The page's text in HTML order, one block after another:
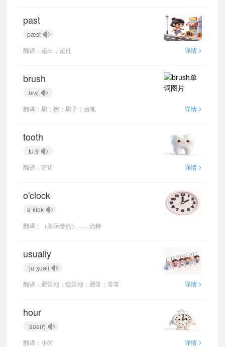
past
pæst
翻译：超出，超过
详情 >
brush
brʌʃ
翻译：刷；擦；刷子；画笔
详情 >
tooth
tuːθ
翻译：牙齿
详情 >
o'clock
əˈklɒk
翻译：（表示整点）……点钟
usually
ˈjuːʒuəli
翻译：通常地；惯常地；通常；常常
详情 >
hour
ˈaʊə(r)
翻译：小时
详情 >